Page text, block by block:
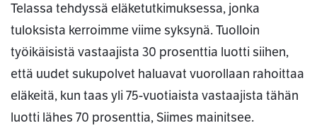
Telassa tehdyssä eläketutkimuksessa, jonka
tuloksista kerroimme viime syksynä. Tuolloin
työikäisistä vastaajista 30 prosenttia luotti siihen,
että uudet sukupolvet haluavat vuorollaan rahoittaa
eläkeitä, kun taas yli 75-vuotiaista vastaajista tähän
luotti lähes 70 prosenttia, Siimes mainitsee.